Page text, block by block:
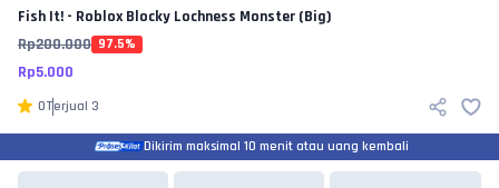
Fish It! - Roblox Blocky Lochness Monster (Big)
Rp200.000 97.5%
Rp5.000
0Terjual 3
Dikirim maksimal 10 menit atau uang kembali